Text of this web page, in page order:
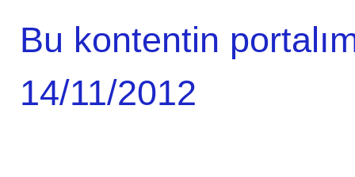
Bu kontentin
14/11/2012